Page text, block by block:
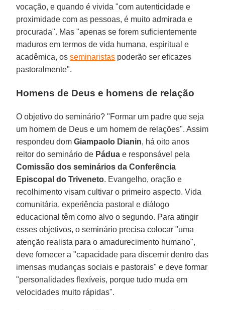
vocação, e quando é vivida "com autenticidade e
proximidade com as pessoas, é muito admirada e
procurada". Mas "apenas se forem suficientemente
maduros em termos de vida humana, espiritual e
acadêmica, osseminaristas poderão ser eficazes
pastoralmente".
Homens de Deus e homens de relação
O objetivo do seminário? "Formar um padre que seja
um homem de Deus e um homem de relações". Assim
respondeu domGiampaolo Dianin, há oito anos
reitor do seminário de Pádua e responsável pela
Comissão dos seminários da Conferência
Episcopal do Triveneto. Evangelho, oração e
recolhimento visam cultivar o primeiro aspecto. Vida
comunitária, experiência pastoral e diálogo
educacional têm como alvo o segundo. Para atingir
esses objetivos, o seminário precisa colocar "uma
atenção realista para o amadurecimento humano",
deve fornecer a "capacidade para discernir dentro das
imensas mudanças sociais e pastorais" e deve formar
"personalidades flexíveis, porque tudo muda em
velocidades muito rápidas".